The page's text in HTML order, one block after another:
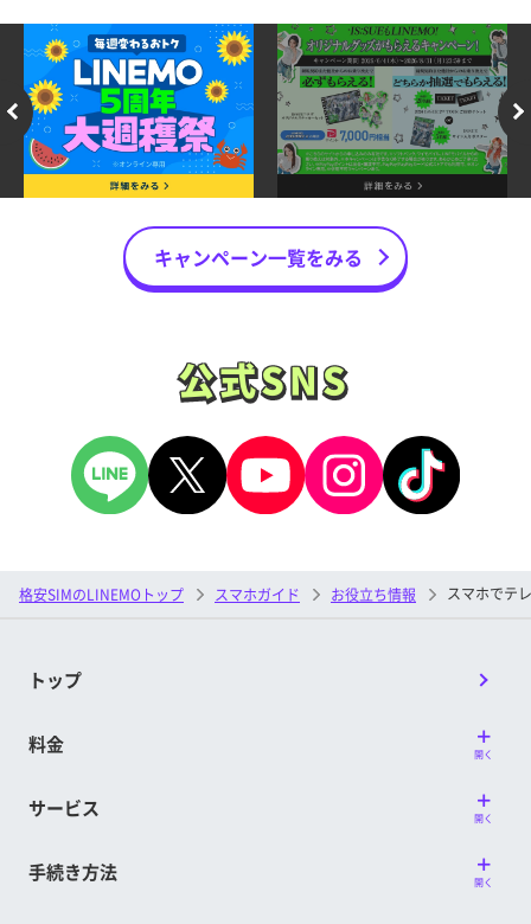
キャンペーン一覧をみる
公式SNS
公式SNS
格安SIMのLINEMOトップ スマホガイド お役立ち情報 スマホでテ
トップ
料金 開く
サービス 開く
手続き方法 開く